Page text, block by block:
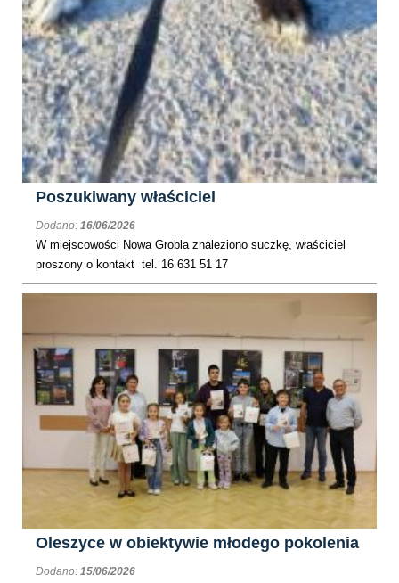
Poszukiwany właściciel
Dodano: 16/06/2026
W miejscowości Nowa Grobla znaleziono suczkę, właściciel
proszony o kontakt tel. 16 631 51 17
Oleszyce w obiektywie młodego pokolenia
Dodano: 15/06/2026